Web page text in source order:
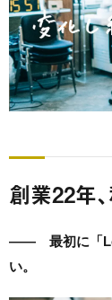
創業22年
—— 最初に「
い。